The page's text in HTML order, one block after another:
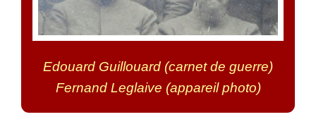
Edouard Guillouard (carnet de guerre)
Fernand Leglaive (appareil photo)